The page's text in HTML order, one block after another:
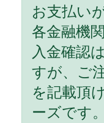
お支払い
各金融機
入金確認
すが、ご
を記載頂
ーズです。